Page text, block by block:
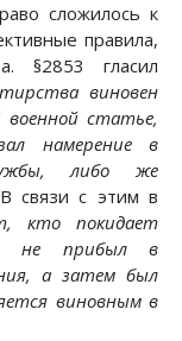
сложилось к
правила,
§2853 гласил
виновен
статье,
намерение в
либо же
В связи с этим в
кто покидает
не прибыл в
а затем был
виновным в